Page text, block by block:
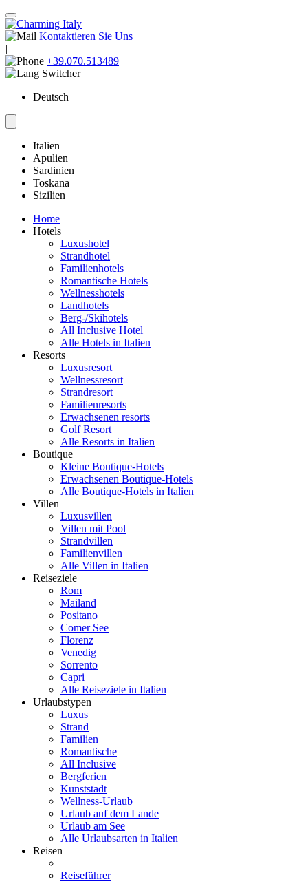
Kontaktieren Sie Uns
|
+39.070.513489
Deutsch
Italien
Apulien
Sardinien
Toskana
Sizilien
Home
Hotels
Luxushotel
Strandhotel
Familienhotels
Romantische Hotels
Wellnesshotels
Landhotels
Berg-/Skihotels
All Inclusive Hotel
Alle Hotels in Italien
Resorts
Luxusresort
Wellnessresort
Strandresort
Familienresorts
Erwachsenen resorts
Golf Resort
Alle Resorts in Italien
Boutique
Kleine Boutique-Hotels
Erwachsenen Boutique-Hotels
Alle Boutique-Hotels in Italien
Villen
Luxusvillen
Villen mit Pool
Strandvillen
Familienvillen
Alle Villen in Italien
Reiseziele
Rom
Mailand
Positano
Comer See
Florenz
Venedig
Sorrento
Capri
Alle Reiseziele in Italien
Urlaubstypen
Luxus
Strand
Familien
Romantische
All Inclusive
Bergferien
Kunststadt
Wellness-Urlaub
Urlaub auf dem Lande
Urlaub am See
Alle Urlaubsarten in Italien
Reisen
Reiseführer